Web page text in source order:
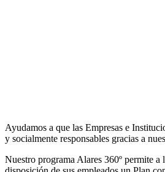
Ayudamos a que las Empresas e
y socialmente responsables gracias a
Nuestro programa Alares 360º permite a